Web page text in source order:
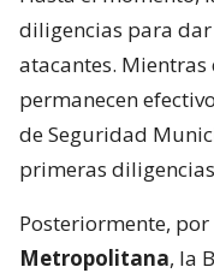
diligencias para
atacantes. Mientras
permanecen
de Seguridad
primeras
Posteriormente,
Metropolitana, la